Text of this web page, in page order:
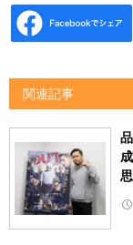
関連記事